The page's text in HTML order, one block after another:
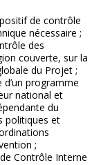
de contrôle
nécessaire ;
des
couverte, sur la
du Projet ;
programme
national et
du
politiques et
;
Contrôle Interne